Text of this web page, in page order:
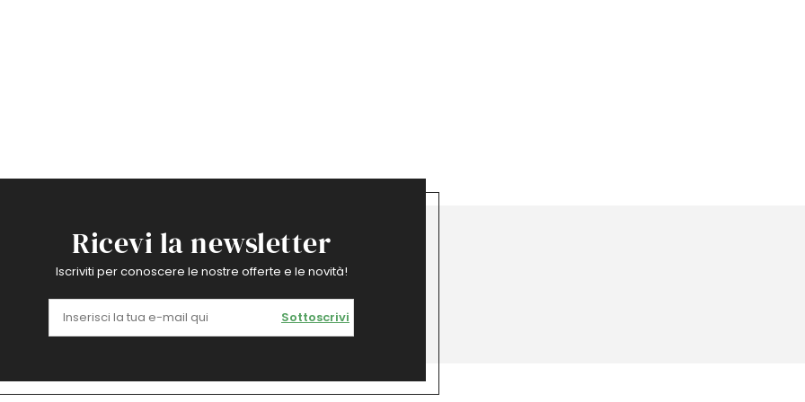
Ricevi la newsletter
Iscriviti per conoscere le nostre offerte e le novità!
Sottoscrivi